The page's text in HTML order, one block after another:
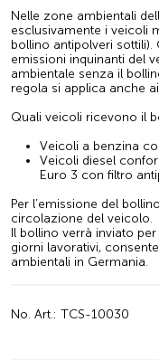
Nelle zone ambientali
esclusivamente i veicoli
bollino antipolveri
emissioni inquinanti del
ambientale senza il
regola si applica anche
Quali veicoli ricevono il
Veicoli a benzina
Veicoli diesel
Euro 3 con filtro
Per l’emissione del
circolazione del veicolo.
Il bollino verrà inviato
giorni lavorativi,
ambientali in Germania.
No. Art.: TCS-10030